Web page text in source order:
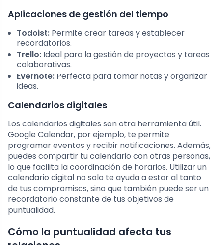
Aplicaciones de gestión del tiempo
Todoist: Permite crear tareas y establecer
recordatorios.
Trello: Ideal para la gestión de proyectos y tareas
colaborativas.
Evernote: Perfecta para tomar notas y organizar
ideas.
Calendarios digitales
Los calendarios digitales son otra herramienta útil.
Google Calendar, por ejemplo, te permite
programar eventos y recibir notificaciones. Además,
puedes compartir tu calendario con otras personas,
lo que facilita la coordinación de horarios. Utilizar un
calendario digital no solo te ayuda a estar al tanto
de tus compromisos, sino que también puede ser un
recordatorio constante de tus objetivos de
puntualidad.
Cómo la puntualidad afecta tus